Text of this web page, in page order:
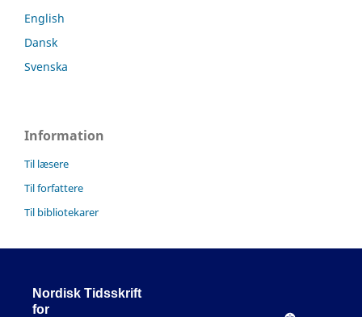
English
Dansk
Svenska
Information
Til læsere
Til forfattere
Til bibliotekarer
Nordisk Tidsskrift
for